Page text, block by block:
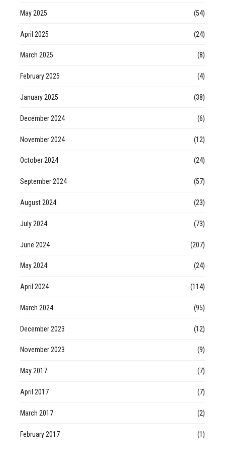
May 2025 (54)
April 2025 (24)
March 2025 (8)
February 2025 (4)
January 2025 (38)
December 2024 (6)
November 2024 (12)
October 2024 (24)
September 2024 (57)
August 2024 (23)
July 2024 (73)
June 2024 (207)
May 2024 (24)
April 2024 (114)
March 2024 (95)
December 2023 (12)
November 2023 (9)
May 2017 (7)
April 2017 (7)
March 2017 (2)
February 2017 (1)